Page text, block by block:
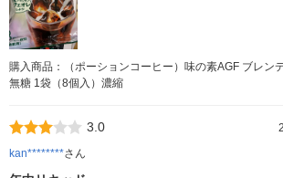
購入商品：（ポーションコーヒー）味の素AGF ブレン
無糖 1袋（8個入）濃縮
3.0
kan********さん